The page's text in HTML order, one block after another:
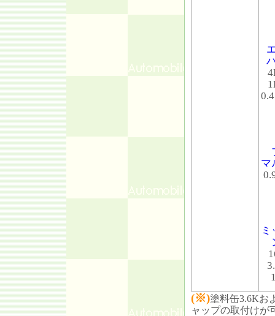
マ
(※)塗料缶3.6Kお
ャップの取付けが